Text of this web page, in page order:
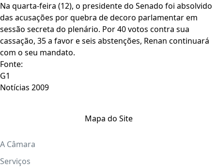
Na quarta-feira (12), o presidente do Senado foi absolvido
das acusações por quebra de decoro parlamentar em
sessão secreta do plenário. Por 40 votos contra sua
cassação, 35 a favor e seis abstenções, Renan continuará
com o seu mandato.
Fonte:
G1
Notícias 2009
Mapa do Site
A Câmara
Serviços